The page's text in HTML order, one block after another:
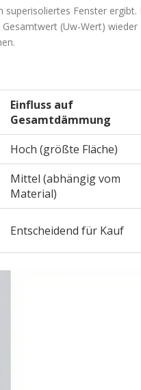
superisoliertes Fenster ergibt.
(Uw-Wert) wieder
Einfluss auf
Gesamtdämmung
Hoch (größte Fläche)
Mittel (abhängig vom
Material)
Entscheidend für Kauf